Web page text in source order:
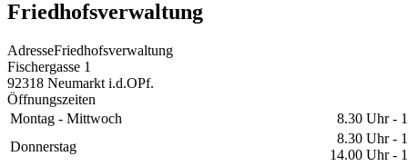
Friedhofsverwaltung
AdresseFriedhofsverwaltung
Fischergasse 1
92318 Neumarkt i.d.OPf.
Öffnungszeiten
Montag - Mittwoch
8.30 Uhr -
Donnerstag
8.30 Uhr -
14.00 Uhr -